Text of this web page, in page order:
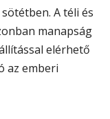
A téli és
manapság
elérhető
az emberi